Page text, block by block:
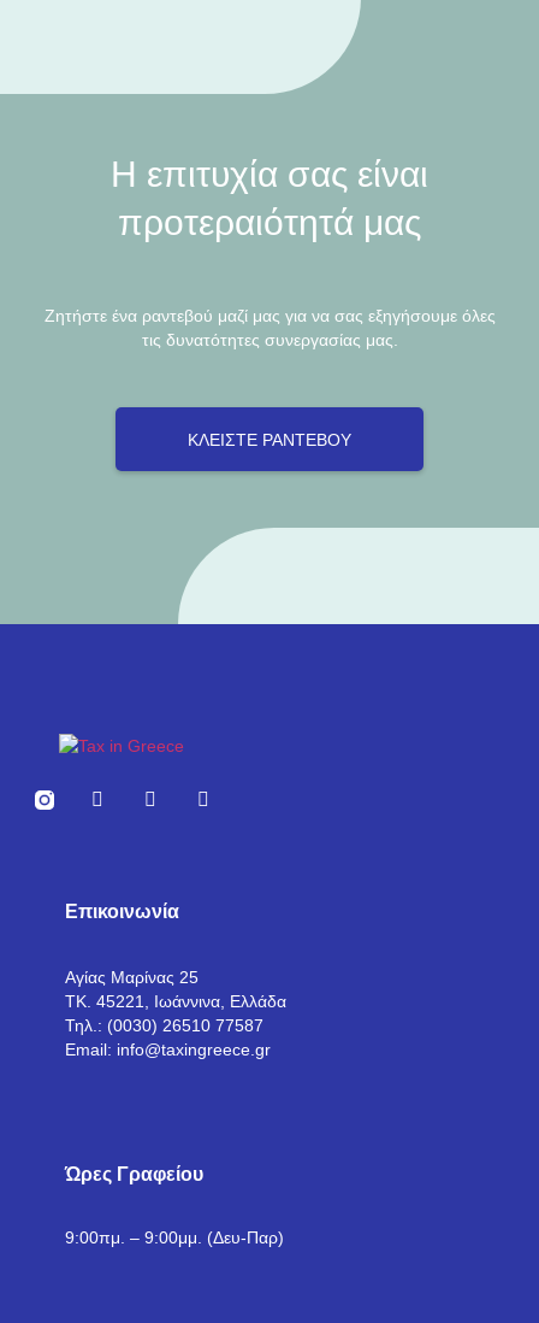
Η επιτυχία σας είναι
προτεραιότητά μας
Ζητήστε ένα ραντεβού μαζί μας για να σας εξηγήσουμε όλες
τις δυνατότητες συνεργασίας μας.
ΚΛΕΊΣΤΕ ΡΑΝΤΕΒΟΎ
Επικοινωνία
Αγίας Μαρίνας 25
ΤΚ. 45221, Ιωάννινα, Ελλάδα
Τηλ.: (0030) 26510 77587
Email: info@taxingreece.gr
Ώρες Γραφείου
9:00πμ. – 9:00μμ. (Δευ-Παρ)